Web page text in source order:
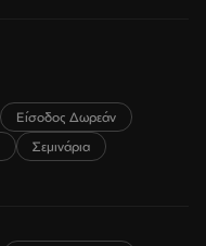
Είσοδος Δωρεάν
Σεμινάρια